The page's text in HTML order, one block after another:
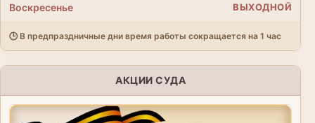
Воскресенье ВЫХОДНОЙ
🕒 В предпраздничные дни время работы сокращается на 1 час
АКЦИИ СУДА